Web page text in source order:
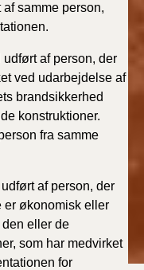
samme person,
af person, der
ved udarbejdelse af
brandsikkerhed
konstruktioner.
fra samme
af person, der
er økonomisk eller
eller de
som har medvirket
for